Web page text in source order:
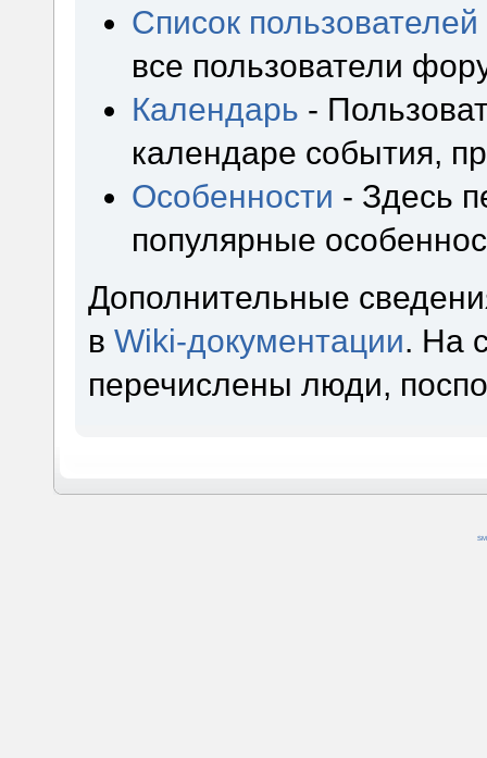
Список пользователей
все пользователи
Календарь -
календаре события,
Особенности - Здесь
популярные
Дополнительные
вWiki-документации. На
перечислены люди,